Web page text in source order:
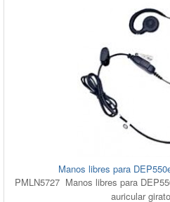
Manos libres para
PMLN5727 Manos libres para
auricular